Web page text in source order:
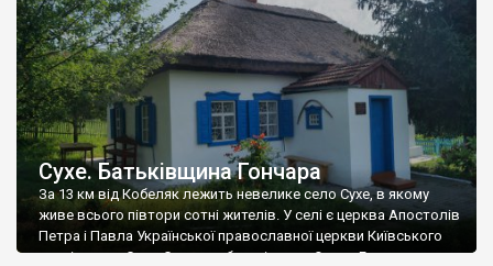
Сухе. Батьківщина Гончара
За 13 км від Кобеляк лежить невелике село Сухе, в якому
живе всього півтори сотні жителів. У селі є церква Апостолів
Петра і Павла Української православної церкви Київського
патріархату. Село Сухе— це батьківщина Олеся Гончара.